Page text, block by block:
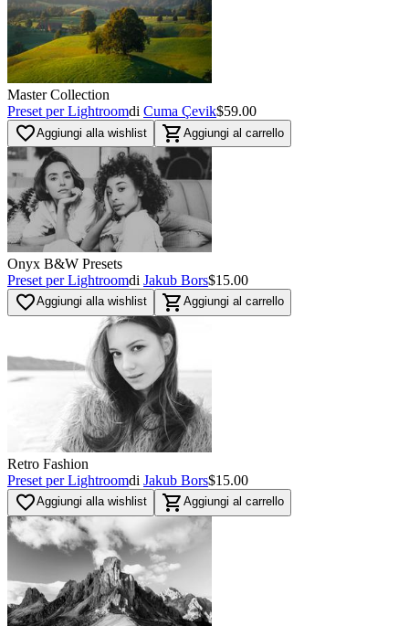
Master Collection
Preset per Lightroomdi Cuma Çevik$59.00
favorite_borderAggiungi alla wishlist shopping_cart Aggiungi al carrello
Onyx B&W Presets
Preset per Lightroomdi Jakub Bors$15.00
favorite_borderAggiungi alla wishlist shopping_cart Aggiungi al carrello
Retro Fashion
Preset per Lightroomdi Jakub Bors$15.00
favorite_borderAggiungi alla wishlist shopping_cart Aggiungi al carrello